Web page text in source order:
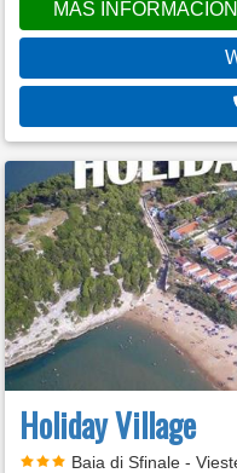
MÁS INFORMACIÓN
Holiday Village
Baia di Sfinale -